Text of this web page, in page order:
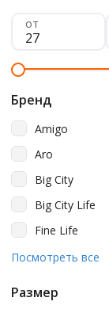
от
Бренд
Amigo
Aro
Big City
Big City Life
Fine Life
Fun Clean
Посмотреть все
Размер